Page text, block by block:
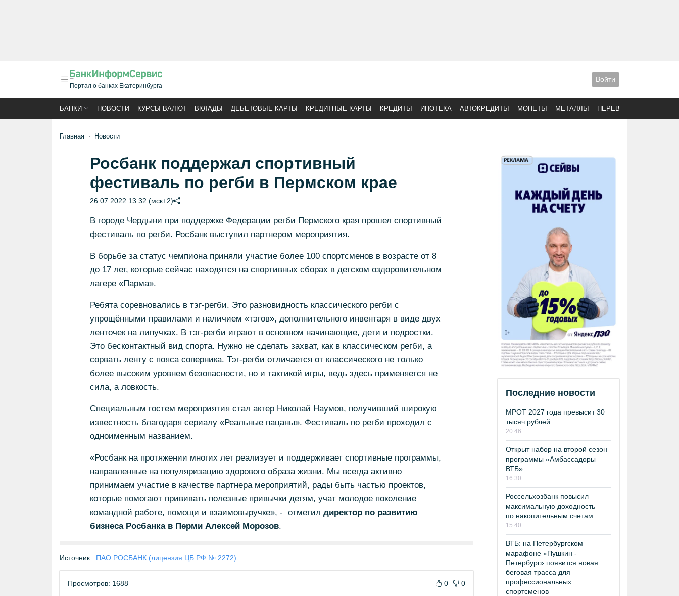
Портал о банках Екатеринбурга
Войти
БАНКИ НОВОСТИ КУРСЫ ВАЛЮТ ВКЛАДЫ ДЕБЕТОВЫЕ КАРТЫ КРЕДИТНЫЕ КАРТЫ КРЕДИТЫ ИПОТЕКА АВТОКРЕДИТЫ МОНЕТЫ МЕТАЛЛЫ ПЕРЕВОДЫ
Главная Новости
Росбанк поддержал спортивный
фестиваль по регби в Пермском крае
26.07.2022 13:32 (мск+2)
В городе Чердыни при поддержке Федерации регби Пермского края прошел спортивный
фестиваль по регби. Росбанк выступил партнером мероприятия.
В борьбе за статус чемпиона приняли участие более 100 спортсменов в возрасте от 8
до 17 лет, которые сейчас находятся на спортивных сборах в детском оздоровительном
лагере «Парма».
Ребята соревновались в тэг-регби. Это разновидность классического регби с
упрощёнными правилами и наличием «тэгов», дополнительного инвентаря в виде двух
ленточек на липучках. В тэг-регби играют в основном начинающие, дети и подростки.
Это бесконтактный вид спорта. Нужно не сделать захват, как в классическом регби, а
сорвать ленту с пояса соперника. Тэг-регби отличается от классического не только
более высоким уровнем безопасности, но и тактикой игры, ведь здесь применяется не
сила, а ловкость.
Специальным гостем мероприятия стал актер Николай Наумов, получивший широкую
известность благодаря сериалу «Реальные пацаны». Фестиваль по регби проходил с
одноименным названием.
«Росбанк на протяжении многих лет реализует и поддерживает спортивные программы,
направленные на популяризацию здорового образа жизни. Мы всегда активно
принимаем участие в качестве партнера мероприятий, рады быть частью проектов,
которые помогают прививать полезные привычки детям, учат молодое поколение
командной работе, помощи и взаимовыручке», - отметил директор по развитию
бизнеса Росбанка в Перми Алексей Морозов.
Источник: ПАО РОСБАНК (лицензия ЦБ РФ № 2272)
Просмотров: 1688 0 0
Последние новости
МРОТ 2027 года превысит 30
тысяч рублей
20:46
Открыт набор на второй сезон
программы «Амбассадоры
ВТБ»
16:30
Россельхозбанк повысил
максимальную доходность
по накопительным счетам
15:40
ВТБ: на Петербургском
марафоне «Пушкин -
Петербург» появится новая
беговая трасса для
профессиональных
спортсменов